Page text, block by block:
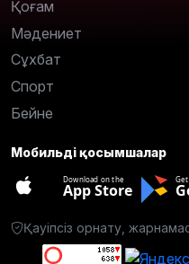
Қоғам
Мәдениет
Сұхбат
Спорт
Бейне
Мобильді қосымшалар
Download on the
App Store
Қауіпсіз орнату,